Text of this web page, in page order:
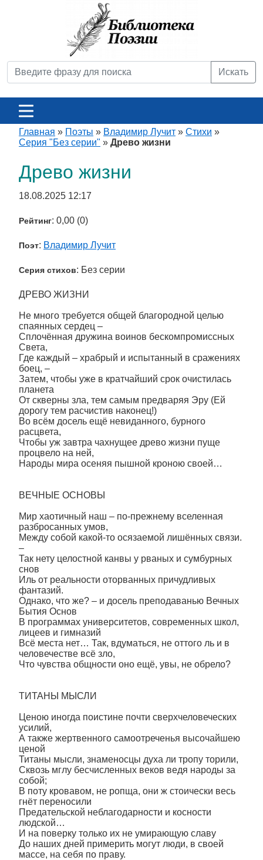
Искать
Главная » Поэты » Владимир Лучит » Стихи »
Серия "Без серии" » Древо жизни
Древо жизни
18.08.2025 12:17
Рейтинг: 0,00 (0)
Поэт: Владимир Лучит
Серия стихов: Без серии
ДРЕВО ЖИЗНИ
Не много требуется общей благородной целью
спаянных сердец –
Сплочённая дружина воинов бескомпромиссных
Света,
Где каждый – храбрый и испытанный в сражениях
боец, –
Затем, чтобы уже в кратчайший срок очистилась
планета
От скверны зла, тем самым предваряя Эру (Ей
дорогу тем расчистив наконец!)
Во всём досель ещё невиданного, бурного
расцвета,
Чтобы уж завтра чахнущее древо жизни пуще
процвело на ней,
Народы мира осеняя пышной кроною своей…
ВЕЧНЫЕ ОСНОВЫ
Мир хаотичный наш – по-прежнему вселенная
разбросанных умов,
Между собой какой-то осязаемой лишённых связи.
–
Так нету целостной канвы у рваных и сумбурных
снов
Иль от реальности оторванных причудливых
фантазий.
Однако, что же? – и досель преподаванью Вечных
Бытия Основ
В программах университетов, современных школ,
лицеев и гимназий
Всё места нет… Так, вдуматься, не оттого ль и в
человечестве всё зло,
Что чувства общности оно ещё, увы, не обрело?
ТИТАНЫ МЫСЛИ
Ценою иногда поистине почти сверхчеловеческих
усилий,
А также жертвенного самоотреченья высочайшею
ценой
Титаны мысли, знаменосцы духа ли тропу торили,
Сквозь мглу бесчисленных веков ведя народы за
собой;
В поту кровавом, не ропща, они ж стоически весь
гнёт переносили
Предательской неблагодарности и косности
людской…
И на поверку только их не умирающую славу
До наших дней примерить могут люди, в своей
массе, на себя по праву.